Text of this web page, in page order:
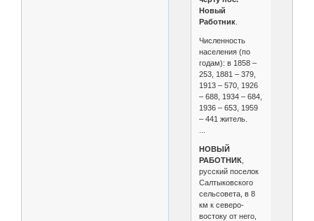
Новый
Работник.
Численность
населения (по
годам): в 1858 –
253, 1881 – 379,
1913 – 570, 1926
– 688, 1934 – 684,
1936 – 653, 1959
– 441 житель.
НОВЫЙ
РАБОТНИК,
русский поселок
Салтыковского
сельсовета, в 8
км к северо-
востоку от него,